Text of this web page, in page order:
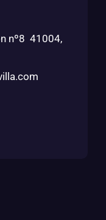
nº8 41004,